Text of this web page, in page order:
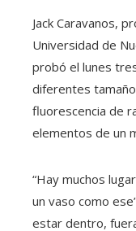
Jack Caravanos,
Universidad de
probó el lunes
diferentes
fluorescencia de
elementos de un
“Hay muchos
un vaso como
estar dentro,